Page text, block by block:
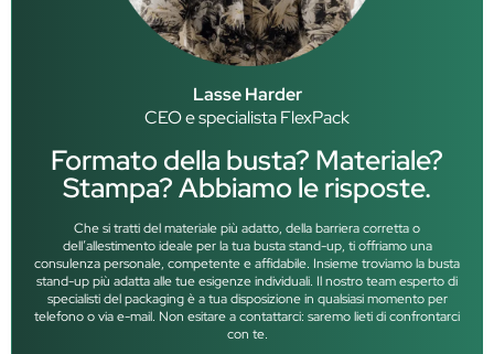
Lasse Harder
CEO e specialista FlexPack
Formato della busta? Materiale?
Stampa? Abbiamo le risposte.
Che si tratti del materiale più adatto, della barriera corretta o
dell’allestimento ideale per la tua busta stand-up, ti offriamo una
consulenza personale, competente e affidabile. Insieme troviamo la busta
stand-up più adatta alle tue esigenze individuali. Il nostro team esperto di
specialisti del packaging è a tua disposizione in qualsiasi momento per
telefono o via e-mail. Non esitare a contattarci: saremo lieti di confrontarci
con te.